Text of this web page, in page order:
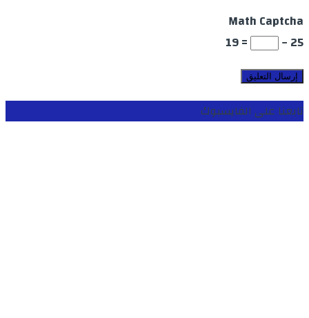
Math Captcha
25 −
= 19
تابعنا على الفايسبوك